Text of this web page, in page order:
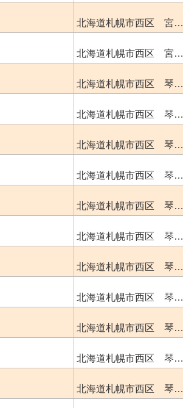
北海道札幌市西区 宮…
北海道札幌市西区 宮…
北海道札幌市西区 琴…
北海道札幌市西区 琴…
北海道札幌市西区 琴…
北海道札幌市西区 琴…
北海道札幌市西区 琴…
北海道札幌市西区 琴…
北海道札幌市西区 琴…
北海道札幌市西区 琴…
北海道札幌市西区 琴…
北海道札幌市西区 琴…
北海道札幌市西区 琴…